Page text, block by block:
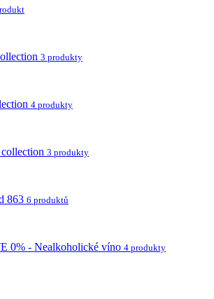
3 produkty
4 produkty
3 produkty
863 6 produktů
0% - Nealkoholické víno 4 produkty